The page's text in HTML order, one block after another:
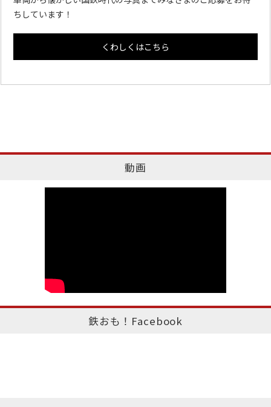
ちしています！
くわしくはこちら
動画
鉄おも！Facebook